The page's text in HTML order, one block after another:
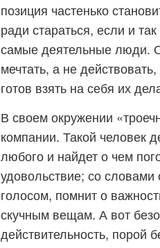
позиция частенько
ради стараться, если и
самые деятельные люди.
мечтать, а не
готов взять на себя их
В своем окружении
компании. Такой человек
любого и найдет о чем
удовольствие; со
голосом, помнит о
скучным вещам. А вот
действительность, порой